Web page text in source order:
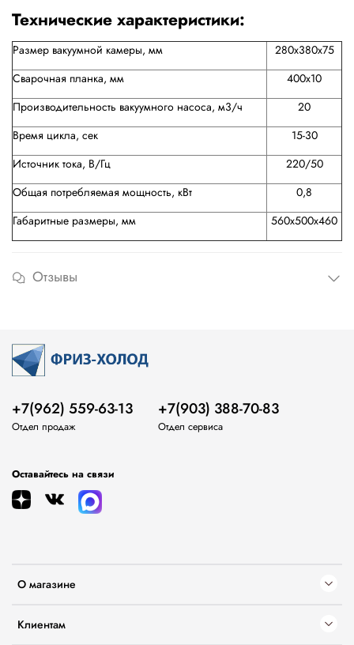
Технические характеристики:
Размер вакуумной камеры, мм
280х380х75
Сварочная планка, мм
400x10
Производительность вакуумного насоса, м3/ч
20
Время цикла, сек
15-30
Источник тока, В/Гц
220/50
Общая потребляемая мощность, кВт
0,8
Габаритные размеры, мм
560х500х460
Отзывы
О магазине
Клиентам
+7(962) 559-63-13
Отдел продаж
+7(903) 388-70-83
Отдел сервиса
Оставайтесь на связи